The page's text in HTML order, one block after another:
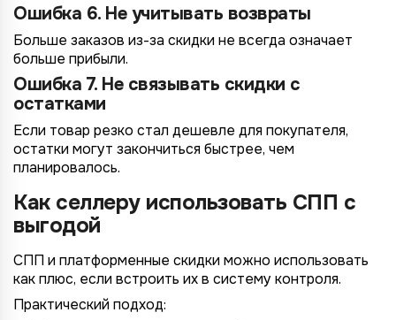
Ошибка 6. Не учитывать возвраты
Больше заказов из-за скидки не всегда означает
больше прибыли.
Ошибка 7. Не связывать скидки с
остатками
Если товар резко стал дешевле для покупателя,
остатки могут закончиться быстрее, чем
планировалось.
Как селлеру использовать СПП с
выгодой
СПП и платформенные скидки можно использовать
как плюс, если встроить их в систему контроля.
Практический подход: